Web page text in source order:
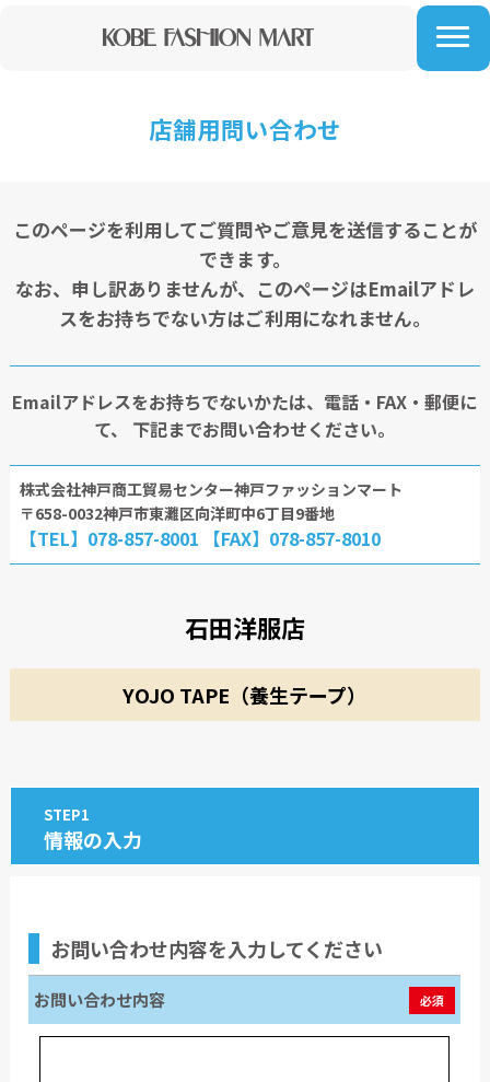
店舗用問い合わせ
このページを利用してご質問やご意見を送信することが
できます。
なお、申し訳ありませんが、このページはEmailアドレ
スをお持ちでない方はご利用になれません。
Emailアドレスをお持ちでないかたは、電話・FAX・郵便に
て、
下記までお問い合わせください。
株式会社神戸商工貿易センター神戸ファッションマート
〒658-0032神戸市東灘区向洋町中6丁目9番地
【TEL】078-857-8001 【FAX】078-857-8010
石田洋服店
YOJO TAPE（養生テープ）
STEP1
情報の入力
お問い合わせ内容を入力してください
お問い合わせ内容 必須